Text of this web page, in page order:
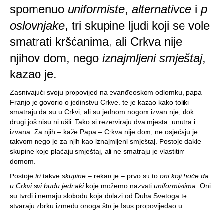
spomenuo uniformiste, alternativce i p
oslovnjake, tri skupine ljudi koji se vole
smatrati kršćanima, ali Crkva nije
njihov dom, nego iznajmljeni smještaj,
kazao je.
Zasnivajući svoju propovijed na evanđeoskom odlomku, papa
Franjo je govorio o jedinstvu Crkve, te je kazao kako toliki
smatraju da su u Crkvi, ali su jednom nogom izvan nje, dok
drugi još nisu ni ušli. Tako si rezerviraju dva mjesta: unutra i
izvana. Za njih – kaže Papa – Crkva nije dom; ne osjećaju je
takvom nego je za njih kao iznajmljeni smještaj. Postoje dakle
skupine koje plaćaju smještaj, ali ne smatraju je vlastitim
domom.
Postoje tritakve skupine – rekao je – prvo su to oni koji hoće da
u Crkvi svi budu jednakikoje možemo nazvati uniformistima . Oni
su tvrdi i nemaju slobodu koja dolazi od Duha Svetoga te
stvaraju zbrku između onoga što je Isus propovijedao u